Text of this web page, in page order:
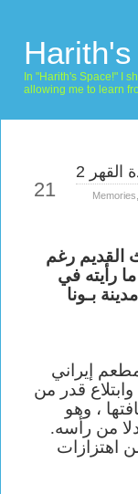
In "Harith's Space!" I
allowing me to learn
21
القهر 2
Memories
القديم رغم
رأيته في
بـونا
إيراني
قدر من
، وهو
من رأسه.
اهتزازات